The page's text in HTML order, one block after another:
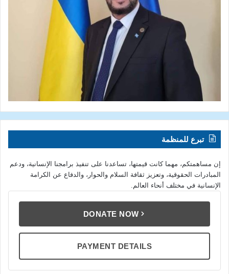
تبرع للمنظمة
إن مساهمتكم، مهما كانت قيمتها، تساعدنا على تنفيذ برامجنا الإنسانية، ودعم
المبادرات الحقوقية، وتعزيز ثقافة السلام والحوار، والدفاع عن الكرامة
الإنسانية في مختلف أنحاء العالم.
DONATE NOW
PAYMENT DETAILS